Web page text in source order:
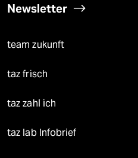
Newsletter
team zukunft
taz frisch
taz zahl ich
taz lab Infobrief